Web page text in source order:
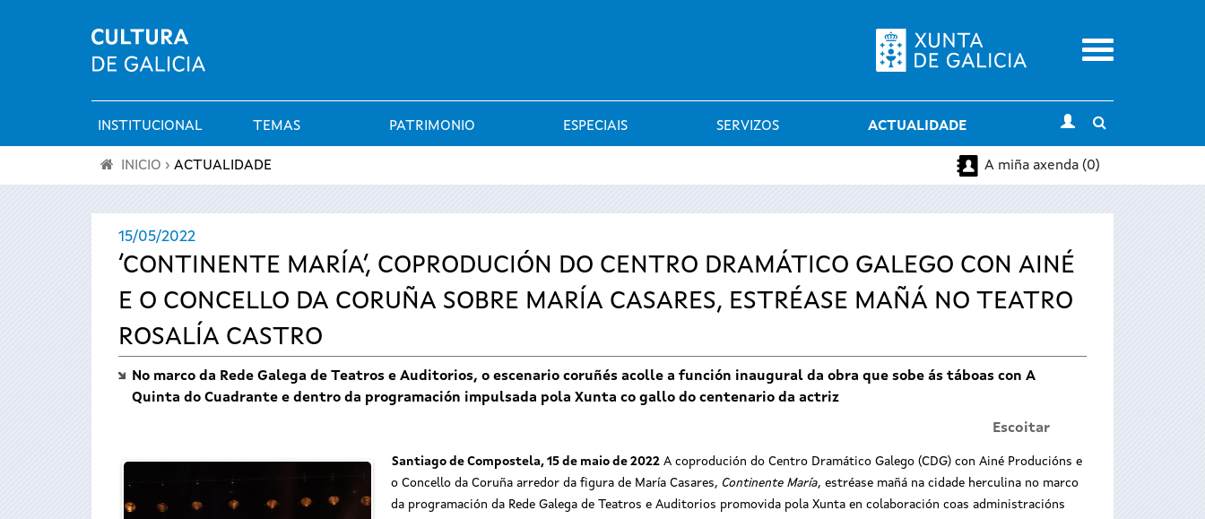
Menu
Menú
principal
INSTITUCIONAL TEMAS PATRIMONIO ESPECIAIS SERVIZOS ACTUALIDADE
search
está
INICIO › ACTUALIDADE A miña axenda (0)
15/05/2022
‘CONTINENTE MARÍA’, COPRODUCIÓN DO CENTRO DRAMÁTICO GALEGO CON AINÉ
E O CONCELLO DA CORUÑA SOBRE MARÍA CASARES, ESTRÉASE MAÑÁ NO TEATRO
ROSALÍA CASTRO
No marco da Rede Galega de Teatros e Auditorios, o escenario coruñés acolle a función inaugural da obra que sobe ás táboas con A
Quinta do Cuadrante e dentro da programación impulsada pola Xunta co gallo do centenario da actriz
Escoitar
Santiago de Compostela, 15 de maio de 2022 A coprodución do Centro Dramático Galego (CDG) con Ainé Producións e
o Concello da Coruña arredor da figura de María Casares, Continente María, estréase mañá na cidade herculina no marco
da programación da Rede Galega de Teatros e Auditorios promovida pola Xunta en colaboración coas administracións